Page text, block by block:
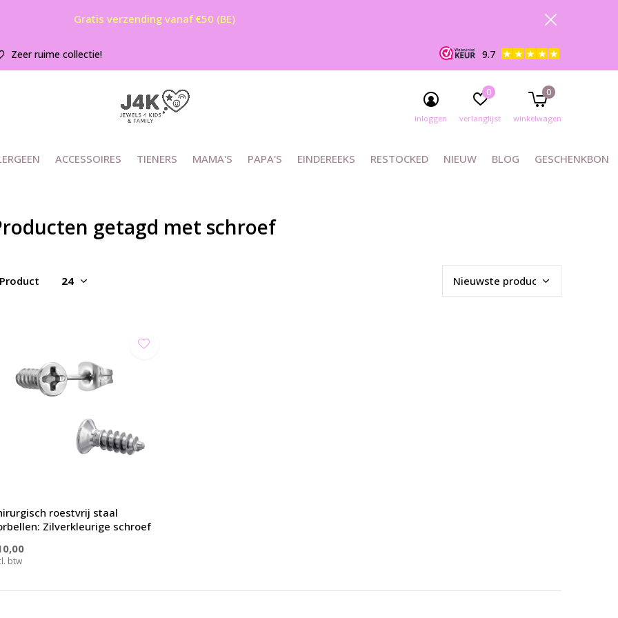
ACCESSOIRES TIENERS MAMA'S PAPA'S EINDEREEKS RESTOCKED NIEUW BLOG GESCHENKBON
inloggen verlanglijst
0
winkelwagen
0
Zeer ruime collectie! 9.7
Gratis verzending vanaf €50 (BE)
getagd met schroef
roestvrij staal
Zilverkleurige schroef
btw